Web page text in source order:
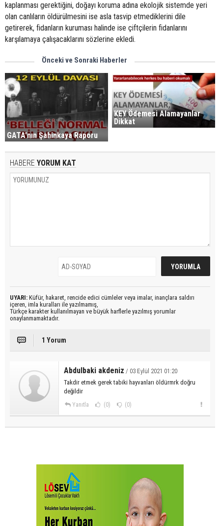
kaplanması gerektiğini, doğayı koruma adına ekolojik sistemde yeri
olan canlıların öldürülmesini ise asla tasvip etmediklerini dile
getirerek, fidanların kuruması halinde ise çiftçilerin fidanlarını
karşılamaya çalışacaklarını sözlerine ekledi.
Önceki ve Sonraki Haberler
GATA'nın Şahinkaya Raporu
KEY Ödemesi Alamayanlar
Dikkat
HABERE YORUM KAT
UYARI: Küfür, hakaret, rencide edici cümleler veya imalar, inançlara saldırı
içeren, imla kuralları ile yazılmamış,
Türkçe karakter kullanılmayan ve büyük harflerle yazılmış yorumlar
onaylanmamaktadır.
1 Yorum
Abdulbaki akdeniz / 03 Eylül 2021 01:20
Takdir etmek gerek tabiki hayvanları öldürmrk doğru
değildir
Yanıtla (0) (0)